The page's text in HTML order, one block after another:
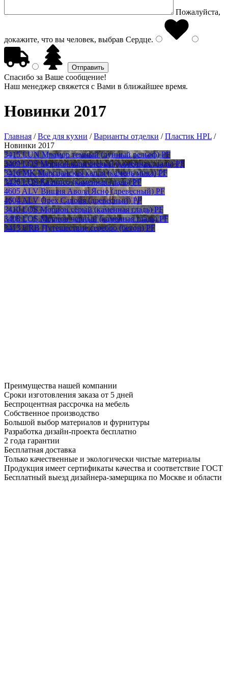
Пожалуйста,
докажите, что вы человек, выбрав Сердце.
Спасибо за Ваше сообщение!
Наш менеджер свяжется с Вами в ближайшее время.
Новинки 2017
Главная /Все для кухни /Варианты отделки /Пластик HPL /
Новинки 2017
3415 LUN Мрамор темный (лунный рельеф) PF
3409 LOS Морион коричневый (каменная гладь) PF
3416 MK Марсианская капля (камень мика) PF
3420 LOS Калипсо (каменная гладь) PF
4605 ALV Вишня Авола Ясно (древесный) PF
4604 ALV Орех Савойя (древесный) PF
3410 LOS Морион серый (каменная гладь) PF
3408 LOS Морион черный (каменная гладь) PF
3413 URB Путешествие серебро (бетон) PF
Преимущества нашей компании
Сроки изготовления заказа от 5 дней
Беспроцентная рассрочка на мебель
Собственное производство
Большой выбор материалов и фурнитуры
Разработка дизайн-проекта бесплатно
2 года гарантии
Бесплатная доставка
Только качественные и экологически чистые материалы
Продукция имеет сертификаты качества и соответствие ГОСТ
Бесплатный выезд дизайнера-замерщика по Москве и области